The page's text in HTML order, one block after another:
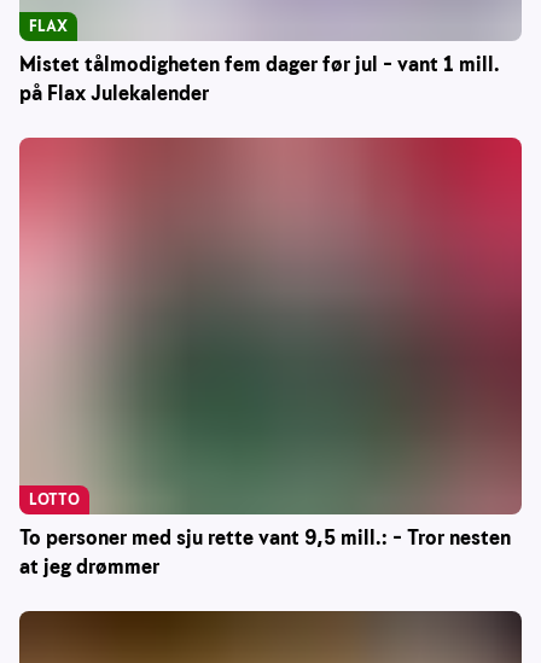
Mistet tålmodigheten fem dager før jul – vant 1 mill.
på Flax Julekalender
FLAX
To personer med sju rette vant 9,5 mill.: – Tror nesten
at jeg drømmer
LOTTO